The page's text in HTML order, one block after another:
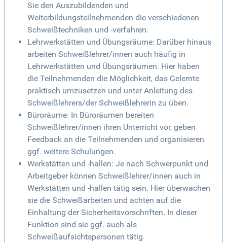
Sie den Auszubildenden und
Weiterbildungsteilnehmenden die verschiedenen
Schweißtechniken und -verfahren.
Lehrwerkstätten und Übungsräume: Darüber hinaus
arbeiten Schweißlehrer/innen auch häufig in
Lehrwerkstätten und Übungsräumen. Hier haben
die Teilnehmenden die Möglichkeit, das Gelernte
praktisch umzusetzen und unter Anleitung des
Schweißlehrers/der Schweißlehrerin zu üben.
Büroräume: In Büroräumen bereiten
Schweißlehrer/innen ihren Unterricht vor, geben
Feedback an die Teilnehmenden und organisieren
ggf. weitere Schulungen.
Werkstätten und -hallen: Je nach Schwerpunkt und
Arbeitgeber können Schweißlehrer/innen auch in
Werkstätten und -hallen tätig sein. Hier überwachen
sie die Schweißarbeiten und achten auf die
Einhaltung der Sicherheitsvorschriften. In dieser
Funktion sind sie ggf. auch als
Schweißaufsichtspersonen tätig.